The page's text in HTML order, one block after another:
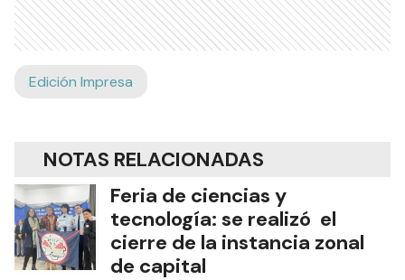
Edición Impresa
NOTAS RELACIONADAS
Feria de ciencias y
tecnología: se realizó el
cierre de la instancia zonal
de capital